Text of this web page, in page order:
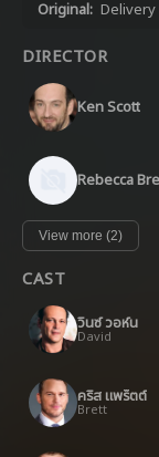
Original: Delivery
DIRECTOR
Ken Scott
Rebecca
View more (2)
CAST
วินซ์ วอห์น
David
คริส แพร็ตต์
Brett